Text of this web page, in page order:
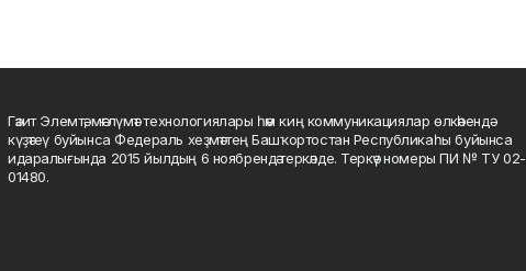
Гәзит Элемтә, мәғлүмәт технологиялары һәм киң коммуникациялар өлкәһендә
күҙәтеү буйынса Федераль хеҙмәттең Башҡортостан Республикаһы буйынса
идаралығында 2015 йылдың 6 ноябрендә теркәлде. Теркәү номеры ПИ № ТУ 02-
01480.